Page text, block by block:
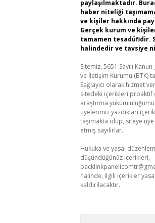
paylaşılmaktadır.
haber niteliği
ve kişiler hakkında
Gerçek kurum ve
tamamen tesadüfidir.
halindedir ve tavsiye
Sitemiz, 5651 Sayılı
ve İletişim Kurumu (BTK)
Sağlayıcı olarak hizmet
sitedeki içerikleri proaktif
araştırma
üyelerimiz yazdıkları
taşımakta olup, siteye
etmiş sayılırlar.
Hukuka ve yasal
düşündüğünüz içerikleri,
halinde, ilgili içerikler
kaldırılacaktır.